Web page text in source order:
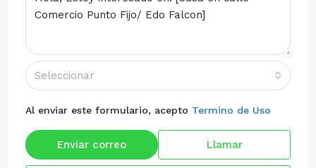
Seleccionar
Al enviar este formulario, acepto Termino de Uso
Enviar correo Llamar